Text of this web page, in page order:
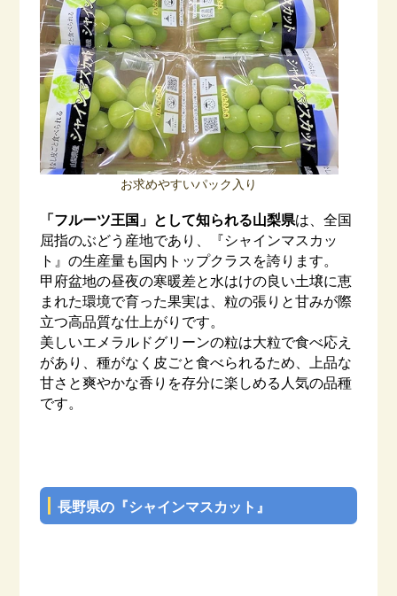
お求めやすいパック入り
「フルーツ王国」として知られる山梨県は、全国
屈指のぶどう産地であり、『シャインマスカッ
ト』の生産量も国内トップクラスを誇ります。
甲府盆地の昼夜の寒暖差と水はけの良い土壌に恵
まれた環境で育った果実は、粒の張りと甘みが際
立つ高品質な仕上がりです。
美しいエメラルドグリーンの粒は大粒で食べ応え
があり、種がなく皮ごと食べられるため、上品な
甘さと爽やかな香りを存分に楽しめる人気の品種
です。
長野県の『シャインマスカット』